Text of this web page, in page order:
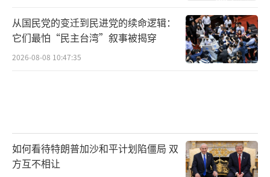
日本战败投降80年后的今天，任何妄图为军国
主义招魂的邪恶势力，都必将在正义的铁拳下
从国民党的变迁到民进党的续命逻辑：
它们最怕“民主台湾”叙事被揭穿
2026-08-08 10:47:35
如何看待特朗普加沙和平计划陷僵局 双
方互不相让